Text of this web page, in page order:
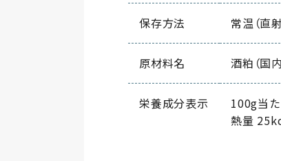
保存方法 常温（直
原材料名 酒粕（国
栄養成分表示
100g当た
熱量